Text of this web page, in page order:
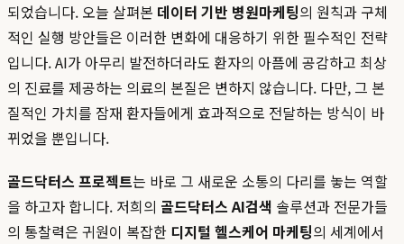
되었습니다. 오늘 살펴본 데이터 기반 병원마케팅의 원칙과 구체
적인 실행 방안들은 이러한 변화에 대응하기 위한 필수적인 전략
입니다. AI가 아무리 발전하더라도 환자의 아픔에 공감하고 최상
의 진료를 제공하는 의료의 본질은 변하지 않습니다. 다만, 그 본
질적인 가치를 잠재 환자들에게 효과적으로 전달하는 방식이 바
뀌었을 뿐입니다.
골드닥터스 프로젝트는 바로 그 새로운 소통의 다리를 놓는 역할
을 하고자 합니다. 저희의 골드닥터스 AI검색 솔루션과 전문가들
의 통찰력은 귀원이 복잡한 디지털 헬스케어 마케팅의 세계에서